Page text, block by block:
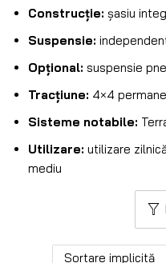
Construcție: șasiu
Suspensie:
Opțional: suspensie
Tracțiune: 4×4
Sisteme notabile:
Utilizare: utilizare
mediu